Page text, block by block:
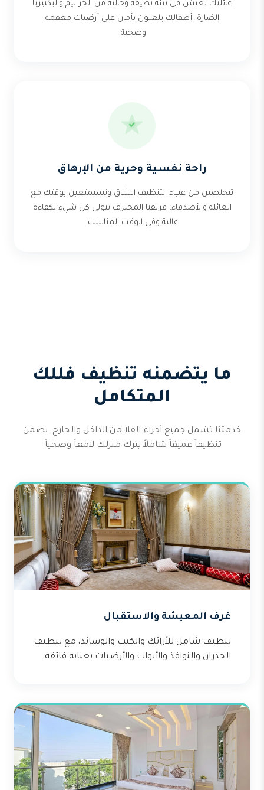
عائلتك تعيش في بيئة نظيفة وخالية من الجراثيم والبكتيريا
الضارة. أطفالك يلعبون بأمان على أرضيات معقمة
وصحية.
راحة نفسية وحرية من الإرهاق
تتخلصين من عبء التنظيف الشاق وتستمتعين بوقتك مع
العائلة والأصدقاء. فريقنا المحترف يتولى كل شيء بكفاءة
عالية وفي الوقت المناسب.
ما يتضمنه تنظيف فللك
المتكامل
خدمتنا تشمل جميع أجزاء الفلا من الداخل والخارج. نضمن
تنظيفاً عميقاً شاملاً يترك منزلك لامعاً وصحياً.
غرف المعيشة والاستقبال
تنظيف شامل للأرائك والكنب والوسائد، مع تنظيف
الجدران والنوافذ والأبواب والأرضيات بعناية فائقة.